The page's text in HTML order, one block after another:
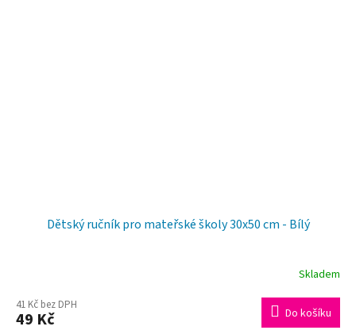
Dětský ručník pro mateřské školy 30x50 cm - Bílý
Skladem
41 Kč bez DPH
49 Kč Do košíku